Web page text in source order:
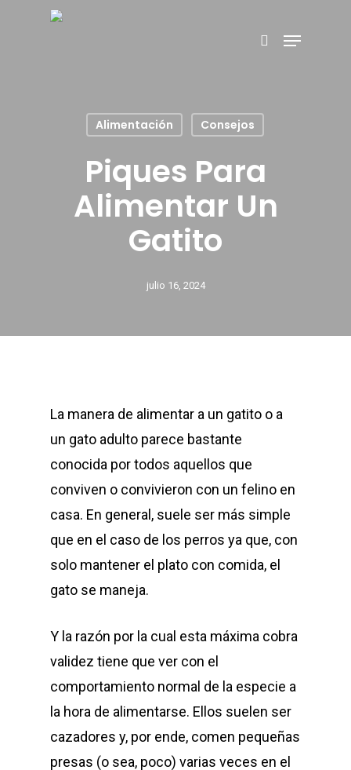
Alimentación Consejos
Piques Para
Alimentar Un
Gatito
julio 16, 2024
La manera de alimentar a un gatito o a
un gato adulto parece bastante
conocida por todos aquellos que
conviven o convivieron con un felino en
casa. En general, suele ser más simple
que en el caso de los perros ya que, con
solo mantener el plato con comida, el
gato se maneja.
Y la razón por la cual esta máxima cobra
validez tiene que ver con el
comportamiento normal de la especie a
la hora de alimentarse. Ellos suelen ser
cazadores y, por ende, comen pequeñas
presas (o sea, poco) varias veces en el